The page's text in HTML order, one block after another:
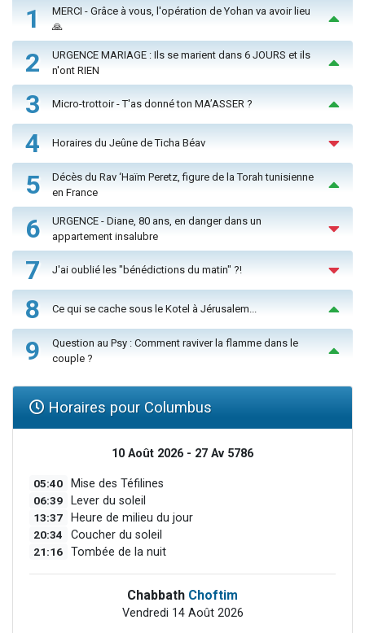
1
MERCI - Grâce à vous, l'opération de Yohan va avoir lieu
🙏
2
URGENCE MARIAGE : Ils se marient dans 6 JOURS et ils
n'ont RIEN
3 Micro-trottoir - T'as donné ton MA’ASSER ?
4 Horaires du Jeûne de Ticha Béav
5
Décès du Rav ‘Haïm Peretz, figure de la Torah tunisienne
en France
6
URGENCE - Diane, 80 ans, en danger dans un
appartement insalubre
7 J'ai oublié les "bénédictions du matin" ?!
8 Ce qui se cache sous le Kotel à Jérusalem...
9
Question au Psy : Comment raviver la flamme dans le
couple ?
Horaires pour Columbus
10 Août 2026 - 27 Av 5786
05:40 Mise des Téfilines
06:39 Lever du soleil
13:37 Heure de milieu du jour
20:34 Coucher du soleil
21:16 Tombée de la nuit
Chabbath Choftim
Vendredi 14 Août 2026